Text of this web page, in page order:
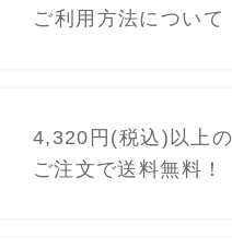
ご利用方法について
4,320円(税込)以上の
ご注文で送料無料！